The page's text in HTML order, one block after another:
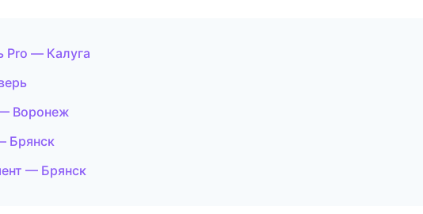
Pro — Калуга
Воронеж
Брянск
— Брянск